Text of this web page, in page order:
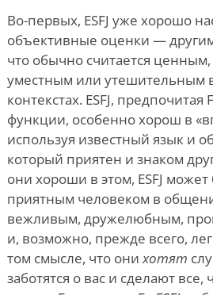
Во-первых, ESFJ уже хорошо
объективные оценки —
что обычно считается
уместным или утешительным
контекстах. ESFJ,
функции, особенно хорош в
используя известный язык и
который приятен и знаком
они хороши в этом, ESFJ
приятным человеком в
вежливым, дружелюбным,
и, возможно, прежде всего,
том смысле, что они хотят
заботятся о вас и сделают